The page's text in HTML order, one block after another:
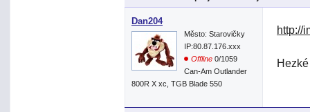
Dan204
Město: Starovičky
IP:80.87.176.xxx
Offline 0/1059
Can-Am Outlander
800R X xc, TGB Blade 550
http://